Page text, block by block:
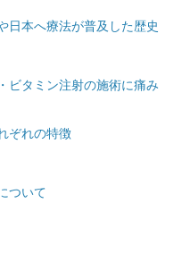
日本へ療法が普及した歴史
ビタミン注射の施術に痛み
ぞれの特徴
ついて